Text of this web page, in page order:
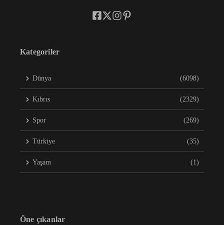
Kategoriler
Dünya (6098)
Kıbrıs (2329)
Spor (269)
Türkiye (35)
Yaşam (1)
Öne çıkanlar